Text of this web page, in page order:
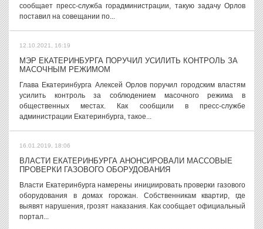
сообщает пресс-служба горадминистрации, такую задачу Орлов
поставил на совещании по...
12.10.2021, 16:19
МЭР ЕКАТЕРИНБУРГА ПОРУЧИЛ УСИЛИТЬ КОНТРОЛЬ ЗА
МАСОЧНЫМ РЕЖИМОМ
Глава Екатеринбурга Алексей Орлов поручил городским властям
усилить контроль за соблюдением масочного режима в
общественных местах. Как сообщили в пресс-службе
администрации Екатеринбурга, такое...
16.01.2019, 18:06
ВЛАСТИ ЕКАТЕРИНБУРГА АНОНСИРОВАЛИ МАССОВЫЕ
ПРОВЕРКИ ГАЗОВОГО ОБОРУДОВАНИЯ
Власти Екатеринбурга намерены инициировать проверки газового
оборудования в домах горожан. Собственникам квартир, где
выявят нарушения, грозят наказания. Как сообщает официальный
портал...